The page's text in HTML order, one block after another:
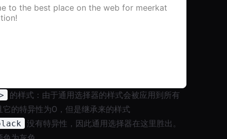
的样式：由于通用选择器的样式会被应用到所有
它的特异性为0，但是继承来的样式
没有特异性，因此通用选择器在这里胜出。